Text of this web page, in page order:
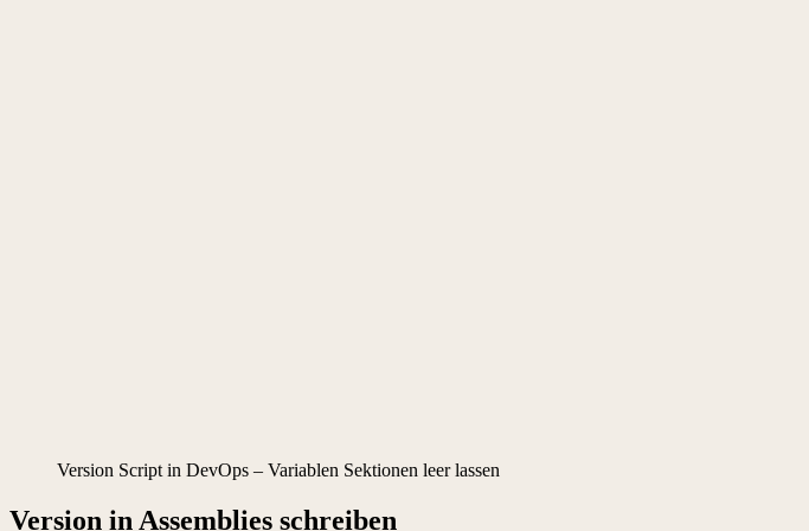
Version Script in DevOps – Variablen Sektionen leer lassen
Version in Assemblies schreiben